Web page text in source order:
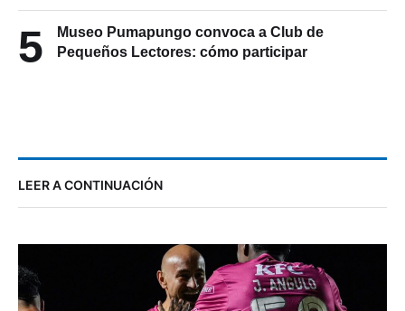
5
Museo Pumapungo convoca a Club de
Pequeños Lectores: cómo participar
LEER A CONTINUACIÓN